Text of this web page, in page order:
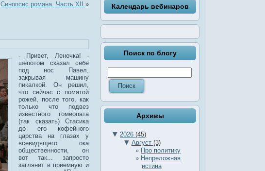
Синопсис романа. Часть XII »
- Привет, Леночка! -
шепотом сказал себе
под нос Павел,
закрывая машину
пикалкой. Он решил,
что сейчас с помятой
рожей, после того, как
только что подвез
известного гомеопата
(так сказать) Стасика
до его кофейного
царства на глазах у
всевидящего ока
общественности, он
вот так... запросто
заглянет в приемную и
Календарь вебинаров
Поиск по блогу
Архивы
▼ 2026(45)
▼ Август (3)
Про политику
Непреложная
истина